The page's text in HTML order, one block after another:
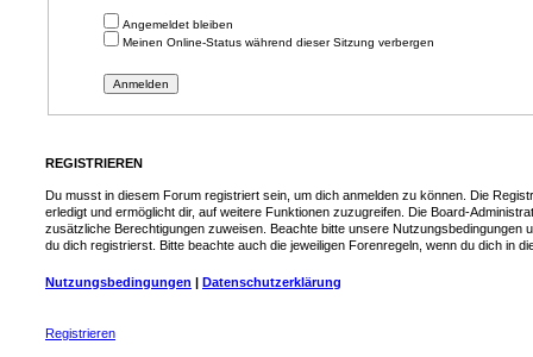
Angemeldet bleiben
Meinen Online-Status während dieser Sitzung verbergen
REGISTRIEREN
Du musst in diesem Forum registriert sein, um dich anmelden zu können. Die
erledigt und ermöglicht dir, auf weitere Funktionen zuzugreifen. Die Board-
zusätzliche Berechtigungen zuweisen. Beachte bitte unsere Nutzungsbedingungen
du dich registrierst. Bitte beachte auch die jeweiligen Forenregeln, wenn du dich in
Nutzungsbedingungen | Datenschutzerklärung
Registrieren